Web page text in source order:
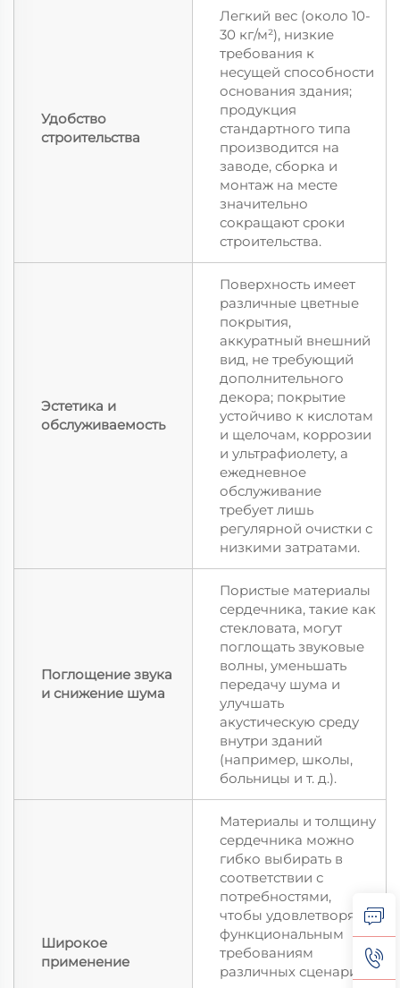
Удобство
строительства
Легкий вес (около 10-
30 кг/м²), низкие
требования к
несущей способности
основания здания;
продукция
стандартного типа
производится на
заводе, сборка и
монтаж на месте
значительно
сокращают сроки
строительства.
Эстетика и
обслуживаемость
Поверхность имеет
различные цветные
покрытия,
аккуратный внешний
вид, не требующий
дополнительного
декора; покрытие
устойчиво к кислотам
и щелочам, коррозии
и ультрафиолету, а
ежедневное
обслуживание
требует лишь
регулярной очистки с
низкими затратами.
Поглощение звука
и снижение шума
Пористые материалы
сердечника, такие как
стекловата, могут
поглощать звуковые
волны, уменьшать
передачу шума и
улучшать
акустическую среду
внутри зданий
(например, школы,
больницы и т. д.).
Широкое
применение
Материалы и толщину
сердечника можно
гибко выбирать в
соответствии с
потребностями,
чтобы удовлетворять
функциональным
требованиям
различных сценариев